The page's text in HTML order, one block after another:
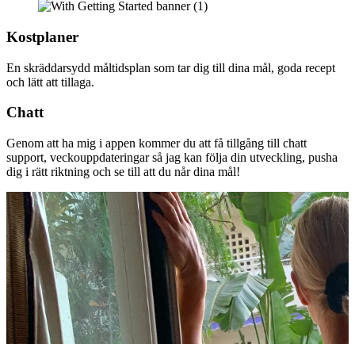
Kostplaner
En skräddarsydd måltidsplan som tar dig till dina mål, goda recept
och lätt att tillaga.
Chatt
Genom att ha mig i appen kommer du att få tillgång till chatt
support, veckouppdateringar så jag kan följa din utveckling, pusha
dig i rätt riktning och se till att du når dina mål!